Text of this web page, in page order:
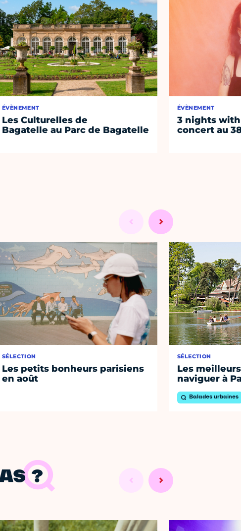
ÉVÈNEMENT
Les Culturelles de
Bagatelle au Parc de Bagatelle
ÉVÈNEMENT
3 nights with
concert au
SÉLECTION
Les petits bonheurs parisiens
en août
SÉLECTION
Les
naviguer à
Balades urbaines
?